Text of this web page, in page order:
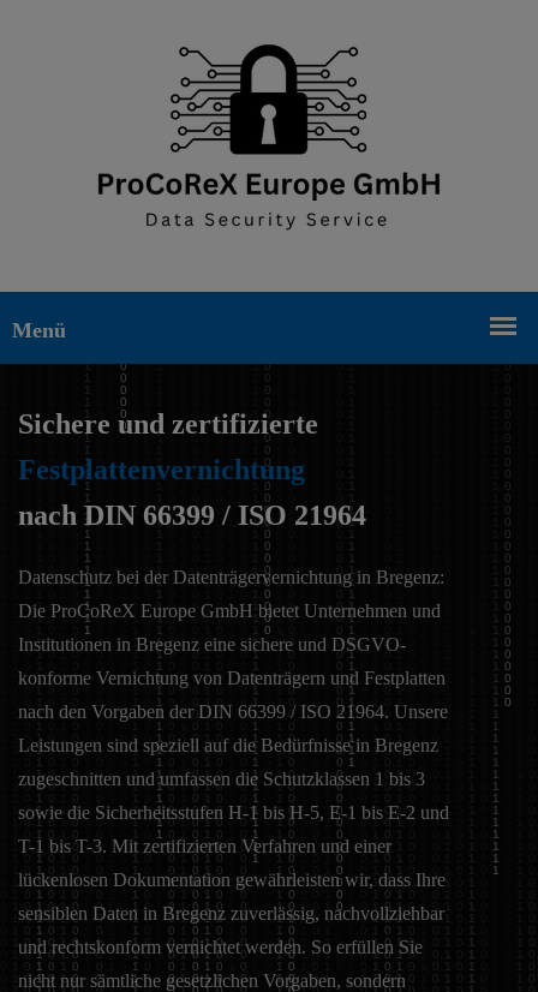
Sichere und zertifizierte
Festplattenvernichtung
nach DIN 66399 / ISO 21964
Datenschutz bei der Datenträgervernichtung in Bregenz:
Die ProCoReX Europe GmbH bietet Unternehmen und
Institutionen in Bregenz eine sichere und DSGVO-
konforme Vernichtung von Datenträgern und Festplatten
nach den Vorgaben der DIN 66399 / ISO 21964. Unsere
Leistungen sind speziell auf die Bedürfnisse in Bregenz
zugeschnitten und umfassen die Schutzklassen 1 bis 3
sowie die Sicherheitsstufen H-1 bis H-5, E-1 bis E-2 und
T-1 bis T-3. Mit zertifizierten Verfahren und einer
lückenlosen Dokumentation gewährleisten wir, dass Ihre
sensiblen Daten in Bregenz zuverlässig, nachvollziehbar
und rechtskonform vernichtet werden. So erfüllen Sie
nicht nur sämtliche gesetzlichen Vorgaben, sondern